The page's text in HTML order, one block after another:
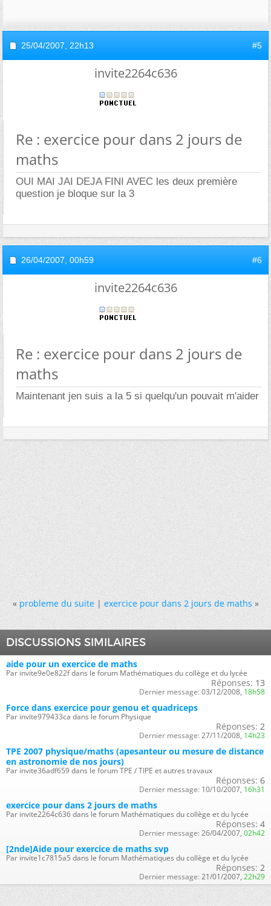
25/04/2007, 22h13 #5
invite2264c636
Re : exercice pour dans 2 jours de
maths
OUI MAI JAI DEJA FINI AVEC les deux première
question je bloque sur la 3
26/04/2007, 00h59 #6
invite2264c636
Re : exercice pour dans 2 jours de
maths
Maintenant jen suis a la 5 si quelqu'un pouvait m'aider
« probleme du suite|exercice pour dans 2 jours de maths »
DISCUSSIONS SIMILAIRES
aide pour un exercice de maths
Par invite9e0e822f dans le forum Mathématiques du collège et du lycée
Réponses: 13
Dernier message: 03/12/2008, 18h58
Force dans exercice pour genou et quadriceps
Par invite979433ca dans le forum Physique
Réponses: 2
Dernier message: 27/11/2008, 14h23
TPE 2007 physique/maths (apesanteur ou mesure de distance
en astronomie de nos jours)
Par invite36adf659 dans le forum TPE / TIPE et autres travaux
Réponses: 6
Dernier message: 10/10/2007, 16h31
exercice pour dans 2 jours de maths
Par invite2264c636 dans le forum Mathématiques du collège et du lycée
Réponses: 4
Dernier message: 26/04/2007, 02h42
[2nde]Aide pour exercice de maths svp
Par invite1c7815a5 dans le forum Mathématiques du collège et du lycée
Réponses: 2
Dernier message: 21/01/2007, 22h29